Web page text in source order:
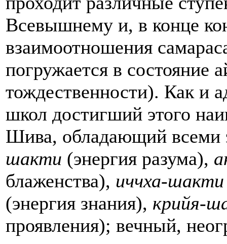
Всевышнему и, в конце
взаимоотношения
погружается в состояние
тождественности). Как и
школ достигший этого
Шива, обладающий всеми
шакти (энергия разума),
блаженства), иччха-шакти
(энергия знания), крийя-
проявления); вечный,